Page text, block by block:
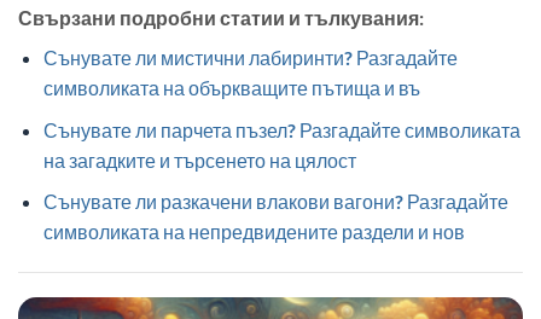
Свързани подробни статии и тълкувания:
Сънувате ли мистични лабиринти? Разгадайте
символиката на объркващите пътища и въ
Сънувате ли парчета пъзел? Разгадайте символиката
на загадките и търсенето на цялост
Сънувате ли разкачени влакови вагони? Разгадайте
символиката на непредвидените раздели и нов